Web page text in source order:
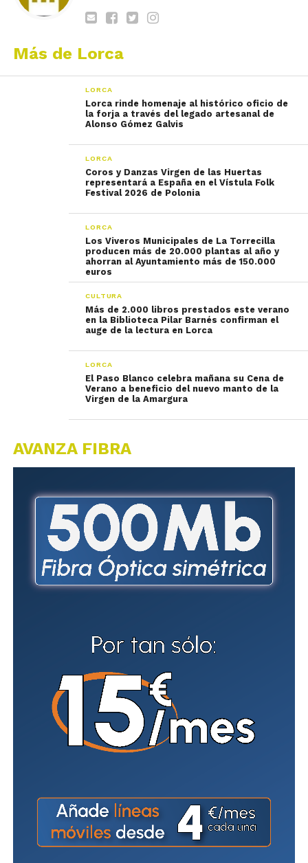
Más de Lorca
LORCA
Lorca rinde homenaje al histórico oficio de
la forja a través del legado artesanal de
Alonso Gómez Galvis
LORCA
Coros y Danzas Virgen de las Huertas
representará a España en el Vístula Folk
Festival 2026 de Polonia
LORCA
Los Viveros Municipales de La Torrecilla
producen más de 20.000 plantas al año y
ahorran al Ayuntamiento más de 150.000
euros
CULTURA
Más de 2.000 libros prestados este verano
en la Biblioteca Pilar Barnés confirman el
auge de la lectura en Lorca
LORCA
El Paso Blanco celebra mañana su Cena de
Verano a beneficio del nuevo manto de la
Virgen de la Amargura
AVANZA FIBRA